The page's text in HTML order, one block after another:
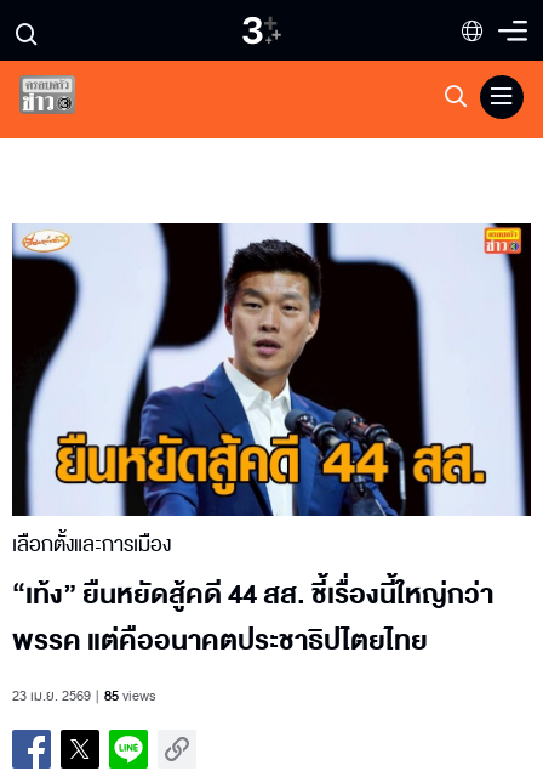
เลือกตั้งและการเมือง
“เท้ง” ยืนหยัดสู้คดี 44 สส. ชี้เรื่องนี้ใหญ่กว่า
พรรค แต่คืออนาคตประชาธิปไตยไทย
23 เม.ย. 2569 85views